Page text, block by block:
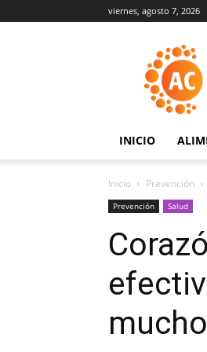
viernes, agosto 7, 2026
INICIO
Inicio Prevención
Prevención Salud